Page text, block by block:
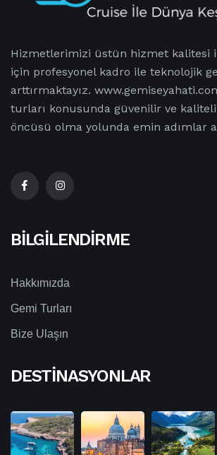
Hizmetlerimizi üstün hizmet kalitesi
için profesyonel kadro ile teknolojik
arttırmaktayız.
turları konusunda güvenilir ve
öncüsü olma yolunda emin adımlar
BILGILENDIRME
Hakkımızda
Gemi Turları
Bize Ulaşın
DESTINASYONLAR